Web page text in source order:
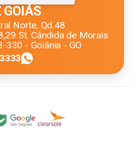
Norte, Qd.48
St. Cândida de Morais
330 - Goiânia - GO